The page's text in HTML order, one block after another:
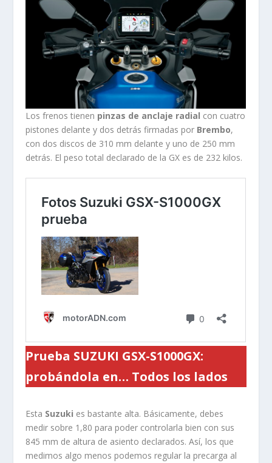
Los frenos tienen pinzas de anclaje radial con cuatro
pistones delante y dos detrás firmadas por Brembo,
con dos discos de 310 mm delante y uno de 250 mm
detrás. El peso total declarado de la GX es de 232 kilos.
Prueba SUZUKI GSX-S1000GX:
probándola en… Todos los lados
Esta Suzuki es bastante alta. Básicamente, debes
medir sobre 1,80 para poder controlarla bien con sus
845 mm de altura de asiento declarados. Así, los que
medimos algo menos podemos regular la precarga al